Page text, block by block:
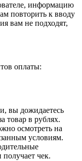
информацию
повторить к вводу
вам не подходят,
оплаты:
вы дожидаетесь
товар в рублях.
осмотреть на
условиям.
чек.